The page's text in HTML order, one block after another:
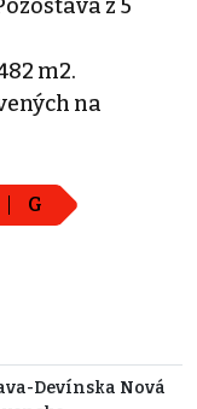
z 5
m2.
na
G
Devínska Nová